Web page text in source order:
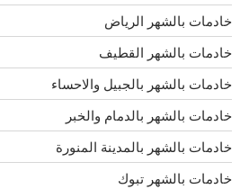
خادمات بالشهر الرياض
خادمات بالشهر القطيف
خادمات بالشهر بالجبيل والاحساء
خادمات بالشهر بالدمام والخبر
خادمات بالشهر بالمدينة المنورة
خادمات بالشهر تبوك